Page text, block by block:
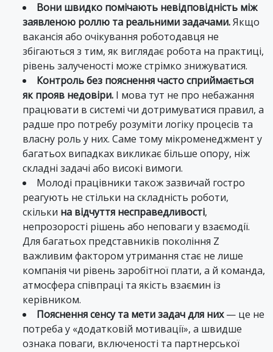
Вони швидко помічають невідповідність між
заявленою роллю та реальними задачами.Якщо
вакансія або очікування роботодавця не
збігаються з тим, як виглядає робота на практиці,
рівень залученості може стрімко знижуватися.
Контроль без пояснення часто сприймається
як прояв недовіри. І мова тут не про небажання
працювати в системі чи дотримуватися правил, а
радше про потребу розуміти логіку процесів та
власну роль у них. Саме тому мікроменеджмент у
багатьох випадках викликає більше опору, ніж
складні задачі або високі вимоги.
Молоді працівники також зазвичай гостро
реагують не стільки на складність роботи,
скільки на відчуття несправедливості,
непрозорості рішень або неповаги у взаємодії.
Для багатьох представників покоління Z
важливим фактором утримання стає не лише
компанія чи рівень заробітної плати, а й команда,
атмосфера співпраці та якість взаємин із
керівником.
Пояснення сенсу та мети задач для них— це не
потреба у «додатковій мотивації», а швидше
ознака поваги, включеності та партнерської